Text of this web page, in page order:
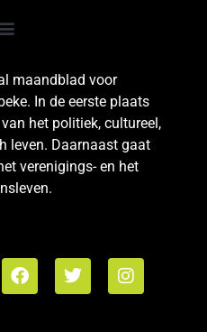
maandblad voor
In de eerste plaats
het politiek, cultureel,
leven. Daarnaast gaat
verenigings- en het